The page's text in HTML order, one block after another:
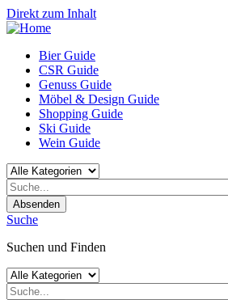
Direkt zum Inhalt
Bier Guide
CSR Guide
Genuss Guide
Möbel & Design Guide
Shopping Guide
Ski Guide
Wein Guide
Absenden
Suche
Suchen und Finden